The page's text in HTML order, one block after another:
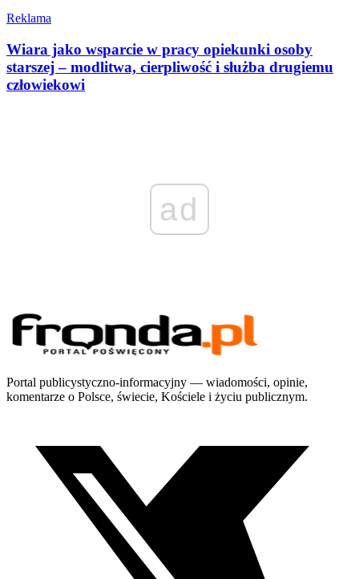
Reklama
Wiara jako wsparcie w pracy opiekunki osoby
starszej – modlitwa, cierpliwość i służba drugiemu
człowiekowi
ad
Portal publicystyczno-informacyjny — wiadomości, opinie,
komentarze o Polsce, świecie, Kościele i życiu publicznym.